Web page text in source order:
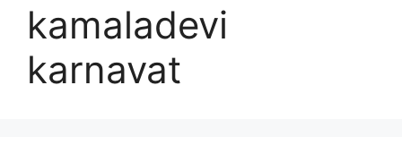
kamaladevi
karnavat